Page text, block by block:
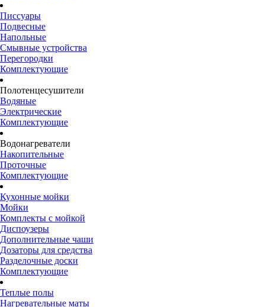
Писсуары
Подвесные
Напольные
Смывные устройства
Перегородки
Комплектующие
Полотенцесушители
Водяные
Электрические
Комплектующие
Водонагреватели
Накопительные
Проточные
Комплектующие
Кухонные мойки
Мойки
Комплекты с мойкой
Диспоузеры
Дополнительные чаши
Дозаторы для средства
Разделочные доски
Комплектующие
Теплые полы
Нагревательные маты